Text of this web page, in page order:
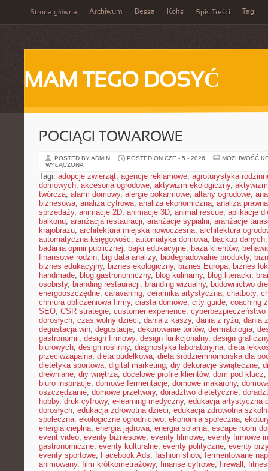
Strona główna Archiwum Bessa Koks Spis Treści Tagi
MAM TEGO DOSYĆ
POCIĄGI TOWAROWE
POSTED BY ADMIN POSTED ON CZE - 5 - 2026
MOŻLIWOŚĆ
WYŁĄCZONA
Tagi: adopcje zwierząt, agencje reklamowe, agroturystyka
domowych, akcesoria ogrodowe, aktywizm ekologiczny,
twórcza, alarm domowy, alergie pokarmowe, altany ogrodowe,
biznesowa, analiza cyfrowa, analiza ekonomiczna, analiza
sprzedaży, animacje 2D, animacje 3D, animal rescue, aplikacje
balkonu, aranżacja restauracji, aranżacje sypialni, aranżacje
krajobrazu, architektura miejska nowoczesna, architektura
automatyczna księgowość, automatyka domowa, backup danych
badania opinii publicznej, bajki edukacyjne, baza klientów,
finansowe rodzin, big data analizy, biodegradowalne produkty,
biznes edukacyjny, biznes ekologiczny, biznes Europa, biznes
handmade, blog gastronomiczny, blog kulinarny, blog literacki,
osobisty, branding restauracji, branding wizualny, budownictwo
energooszczędne, caravaning, ceramika artystyczna, chatboty,
chmura obliczeniowa firmy, ciasta domowe, city guide, coaching
SEO, CSR strategie, customer experience, cyberbezpieczeństwo
dorosłych, czas wolny dzieci, dania z kaszy, dania z ryżu, dania
degustacja win, degustacje, dekorowanie tortów, dermatologia,
gastronomii, design firmowy, design funkcjonalny, design
biurowych, design roślinny, diagnostyka laboratoryjna, dieta
przeciwzapalna, dieta pudełkowa, dieta śródziemnomorska dla
dietetyka sportowa, digital marketing, diy dekoracje świąteczne,
drewniane, diy wnętrza, docelowe profile klientów, dom pod klucz,
biuro inspiracje, domowe fermentacje, domowe makarony,
oszczędzanie, domowe przetwory, doradztwo dietetyczne,
hobby, druk cyfrowy, e-learning medyczny, edukacja artystyczna
dorosłych, edukacja zdrowotna dzieci, edukacja zdrowotna
społeczna, ekologiczne ogrodnictwo, ekonomia społeczna,
energia cieplna, energia jądrowa, energia solarna, escape room
event video, eventy biznesowe, eventy filmowe, eventy firmowe
gastronomiczne, eventy kulturalne, eventy polityczne, eventy
eventy sportowe, Facebook Ads, fashion show, fermentowane
animowany, film krótkometrażowy, finanse cyfrowe, firewall ,